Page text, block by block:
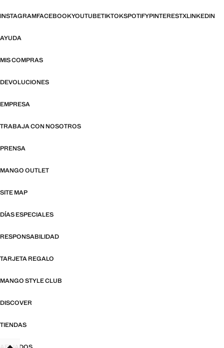
INSTAGRAMFACEBOOKYOUTUBETIKTOKSPOTIFYPINTERESTXLINKEDIN
AYUDA
MIS COMPRAS
DEVOLUCIONES
EMPRESA
TRABAJA CON NOSOTROS
PRENSA
MANGO OUTLET
SITE MAP
DÍAS ESPECIALES
RESPONSABILIDAD
TARJETA REGALO
MANGO STYLE CLUB
DISCOVER
TIENDAS